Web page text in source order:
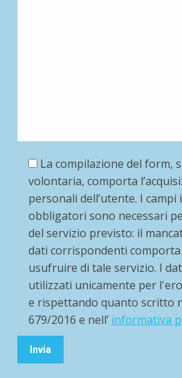
La compilazione del form,
volontaria, comporta
personali dell’utente. I campi
obbligatori sono necessari
del servizio previsto: il
dati corrispondenti comporta
usufruire di tale servizio. I
utilizzati unicamente per
e rispettando quanto scritto
679/2016 e nell’ informativa